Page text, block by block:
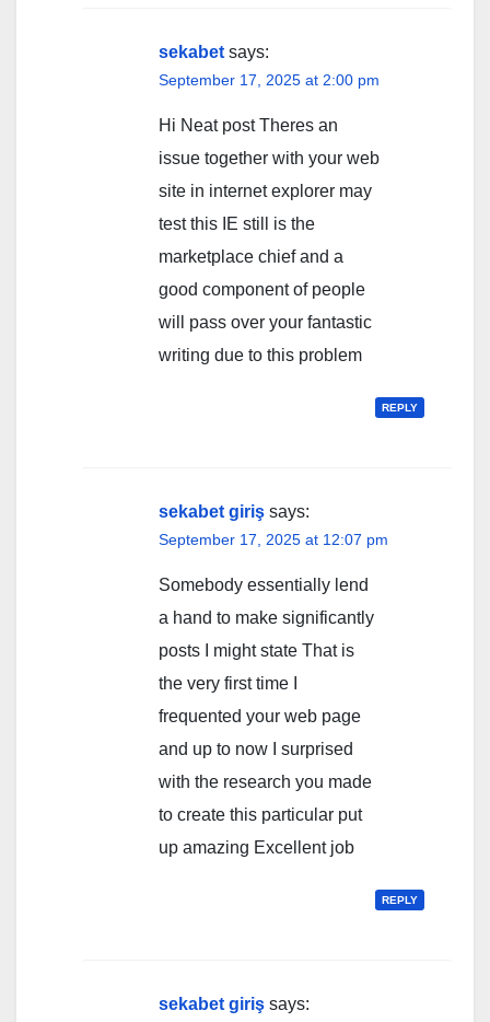
sekabet says:
September 17, 2025 at 2:00 pm
Hi Neat post Theres an
issue together with your web
site in internet explorer may
test this IE still is the
marketplace chief and a
good component of people
will pass over your fantastic
writing due to this problem
REPLY
sekabet giriş says:
September 17, 2025 at 12:07 pm
Somebody essentially lend
a hand to make significantly
posts I might state That is
the very first time I
frequented your web page
and up to now I surprised
with the research you made
to create this particular put
up amazing Excellent job
REPLY
sekabet giriş says: